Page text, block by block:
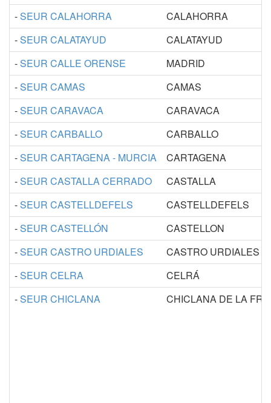
-SEUR CALAHORRA
CALAHORRA
-SEUR CALATAYUD
CALATAYUD
-SEUR CALLE ORENSE
MADRID
-SEUR CAMAS
CAMAS
-SEUR CARAVACA
CARAVACA
-SEUR CARBALLO
CARBALLO
-SEUR CARTAGENA - MURCIA
CARTAGENA
-SEUR CASTALLA CERRADO
CASTALLA
-SEUR CASTELLDEFELS
CASTELLDEFELS
-SEUR CASTELLÓN
CASTELLON
-SEUR CASTRO URDIALES
CASTRO URDIALES
-SEUR CELRA
CELRÁ
-SEUR CHICLANA CHICLANA DE LA